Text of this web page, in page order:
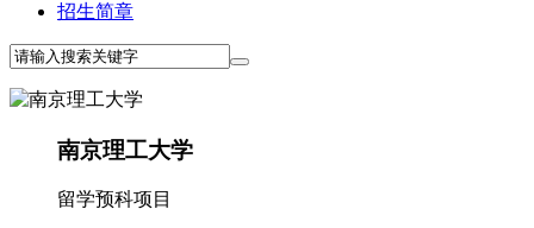
招生简章
南京理工大学
留学预科项目